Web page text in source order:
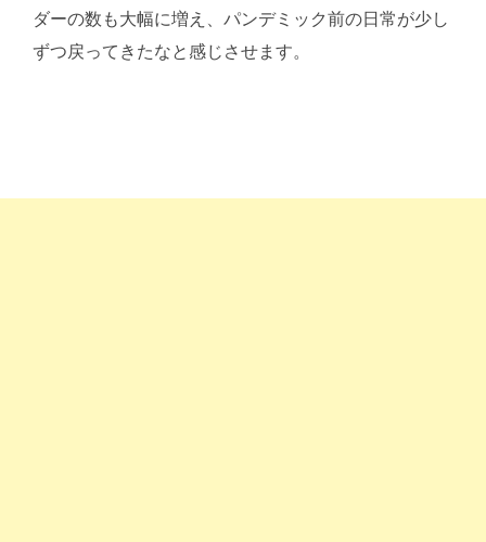
ダーの数も大幅に増え、パンデミック前の日常が少し
ずつ戻ってきたなと感じさせます。